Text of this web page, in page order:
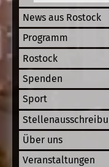
News aus Rostock
Programm
Rostock
Spenden
Sport
Über uns
Veranstaltungen